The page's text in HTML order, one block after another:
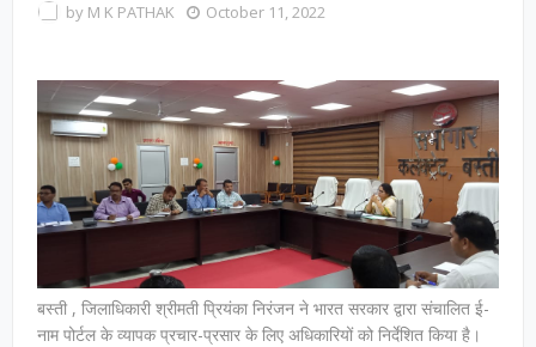
by M K PATHAK October 11, 2022
बस्ती , जिलाधिकारी श्रीमती प्रियंका निरंजन ने भारत सरकार द्वारा संचालित ई-
नाम पोर्टल के व्यापक प्रचार-प्रसार के लिए अधिकारियों को निर्देशित किया है।